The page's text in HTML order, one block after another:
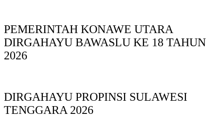
PEMERINTAH KONAWE UTARA
DIRGAHAYU BAWASLU KE 18 TAHUN
2026
DIRGAHAYU PROPINSI SULAWESI
TENGGARA 2026